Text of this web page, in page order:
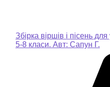
Збірка віршів і пісень
5-8 класи. Авт: Сапун Г.